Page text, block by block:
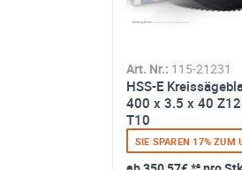
Art. Nr.: 115-21231
HSS-E
400 x 3.5 x 40
T10
SIE SPAREN 17% ZUM